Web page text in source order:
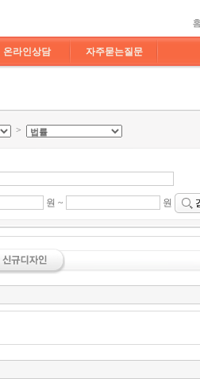
온라인상담 자주묻는질문
>
원 ~ 원